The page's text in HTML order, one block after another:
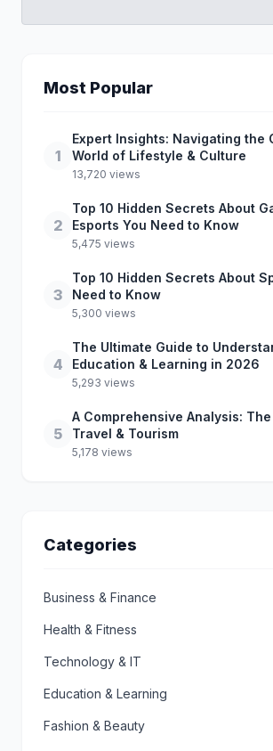
Most Popular
1
Expert Insights: Navigating the
World of Lifestyle & Culture
13,720 views
2
Top 10 Hidden Secrets About
Esports You Need to Know
5,475 views
3
Top 10 Hidden Secrets About
Need to Know
5,300 views
4
The Ultimate Guide to
Education & Learning in 2026
5,293 views
5
A Comprehensive Analysis:
Travel & Tourism
5,178 views
Categories
Business & Finance
Health & Fitness
Technology & IT
Education & Learning
Fashion & Beauty